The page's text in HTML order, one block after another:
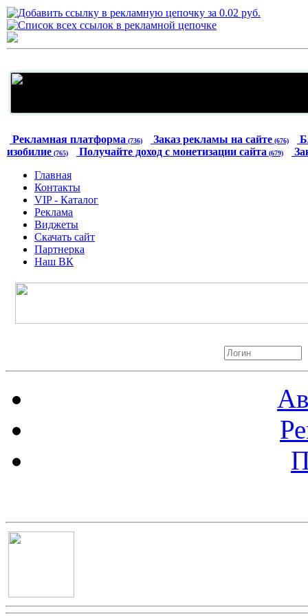
Рекламная платформа (736) Заказ рекламы на сайте (676)
изобилие (765) Получайте доход с монетизации сайта (679)
Главная
Контакты
VIP - Каталог
Реклама
Виджеты
Скачать сайт
Партнерка
Наш ВК